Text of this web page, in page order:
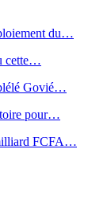
du…
cette…
Govié…
pour…
FCFA…